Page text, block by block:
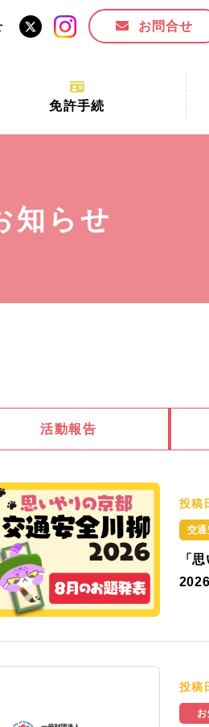
お問合せ
免許手続
続場所の対象者及び受付時間
習時間
知らせ
活動報告
投稿
交
「
投稿